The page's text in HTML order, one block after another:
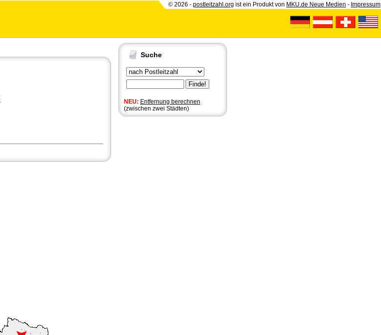
© 2026 - postleitzahl.org ist ein Produkt von MKU.de Neue Medien - Impressum
Suche
NEU: Entfernung berechnen
(zwischen zwei Städten)